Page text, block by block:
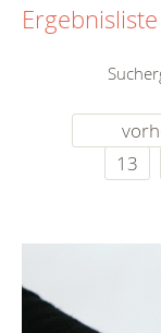
Ergebnisliste
13